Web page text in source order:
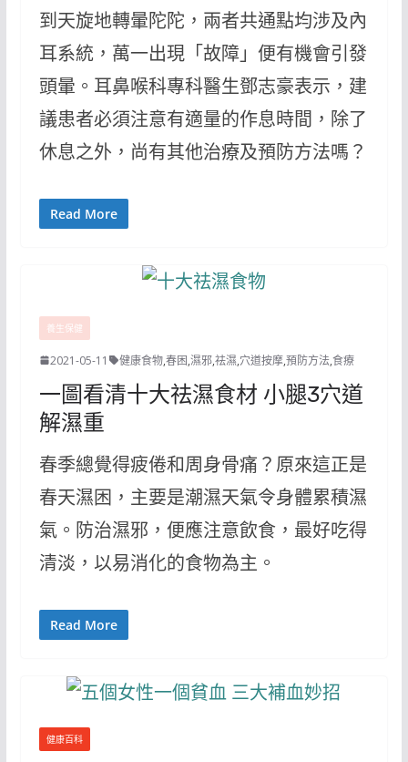
到天旋地轉暈陀陀，兩者共通點均涉及內
耳系統，萬一出現「故障」便有機會引發
頭暈。耳鼻喉科專科醫生鄧志豪表示，建
議患者必須注意有適量的作息時間，除了
休息之外，尚有其他治療及預防方法嗎？
Read More
養生保健
2021-05-11 健康食物,春困,濕邪,祛濕,穴道按摩,預防方法,食療
一圖看清十大祛濕食材 小腿3穴道
解濕重
春季總覺得疲倦和周身骨痛？原來這正是
春天濕困，主要是潮濕天氣令身體累積濕
氣。防治濕邪，便應注意飲食，最好吃得
清淡，以易消化的食物為主。
Read More
健康百科